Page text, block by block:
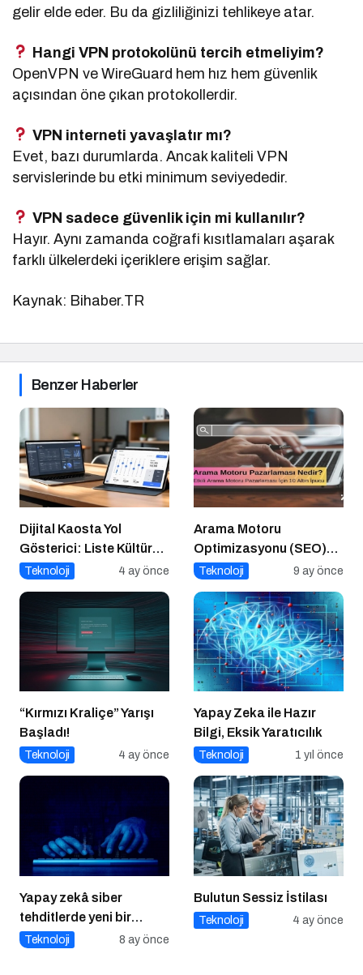
gelir elde eder. Bu da gizliliğinizi tehlikeye atar.
Hangi VPN protokolünü tercih etmeliyim?
OpenVPN ve WireGuard hem hız hem güvenlik
açısından öne çıkan protokollerdir.
VPN interneti yavaşlatır mı?
Evet, bazı durumlarda. Ancak kaliteli VPN
servislerinde bu etki minimum seviyededir.
VPN sadece güvenlik için mi kullanılır?
Hayır. Aynı zamanda coğrafi kısıtlamaları aşarak
farklı ülkelerdeki içeriklere erişim sağlar.
Kaynak: Bihaber.TR
Benzer Haberler
Dijital Kaosta Yol
Gösterici: Liste Kültürü
ve İnteraktif Çözümlerin
Teknoloji 4 ay önce
Arama Motoru
Optimizasyonu (SEO)
Nedir? Etkili SEO İçin 10
Teknoloji 9 ay önce
“Kırmızı Kraliçe” Yarışı
Başladı!
Teknoloji 4 ay önce
Yapay Zeka ile Hazır
Bilgi, Eksik Yaratıcılık
Teknoloji 1 yıl önce
Yapay zekâ siber
tehditlerde yeni bir
dönemi başlatıyor
Teknoloji 8 ay önce
Bulutun Sessiz İstilası
Teknoloji 4 ay önce